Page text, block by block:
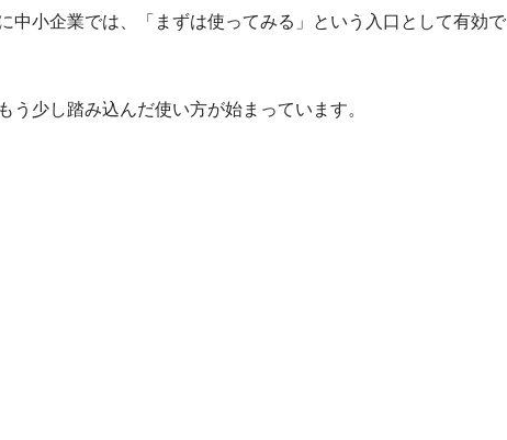
中小企業では、「まずは使ってみる」という入口として有効で
う少し踏み込んだ使い方が始まっています。